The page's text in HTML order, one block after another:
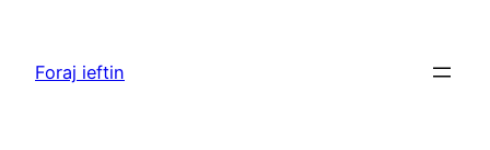
content
Foraj ieftin